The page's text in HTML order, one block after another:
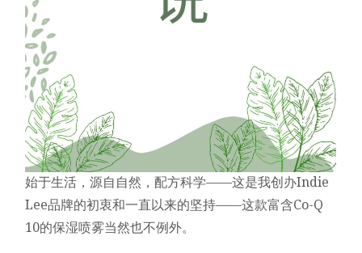
始于生活，源自自然，配方科学——这是我创办Indie
Lee品牌的初衷和一直以来的坚持——这款富含Co-Q
10的保湿喷雾当然也不例外。